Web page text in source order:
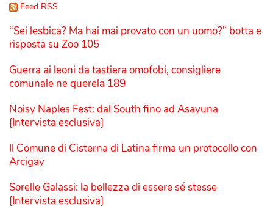
Feed RSS
“Sei lesbica? Ma hai mai provato con un uomo?” botta e
risposta su Zoo 105
Guerra ai leoni da tastiera omofobi, consigliere
comunale ne querela 189
Noisy Naples Fest: dal South fino ad Asayuna
[Intervista esclusiva]
Il Comune di Cisterna di Latina firma un protocollo con
Arcigay
Sorelle Galassi: la bellezza di essere sé stesse
[Intervista esclusiva]